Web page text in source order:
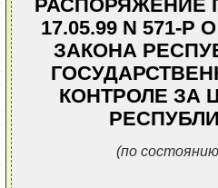
РАСПОРЯЖЕНИЕ
17.05.99 N 571-
ЗАКОНА
КОНТРОЛЕ ЗА
(по